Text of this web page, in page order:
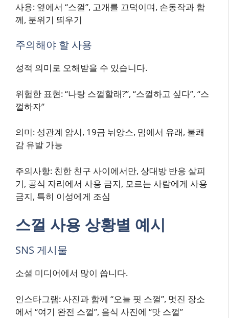
사용: 옆에서 “스껄”, 고개를 끄덕이며, 손동작과 함
께, 분위기 띄우기
주의해야 할 사용
성적 의미로 오해받을 수 있습니다.
위험한 표현: “나랑 스껄할래?”, “스껄하고 싶다”, “스
껄하자”
의미: 성관계 암시, 19금 뉘앙스, 밈에서 유래, 불쾌
감 유발 가능
주의사항: 친한 친구 사이에서만, 상대방 반응 살피
기, 공식 자리에서 사용 금지, 모르는 사람에게 사용
금지, 특히 이성에게 조심
스껄 사용 상황별 예시
SNS 게시물
소셜 미디어에서 많이 씁니다.
인스타그램: 사진과 함께 “오늘 핏 스껄”, 멋진 장소
에서 “여기 완전 스껄”, 음식 사진에 “맛 스껄”